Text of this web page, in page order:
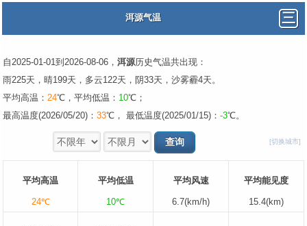
洱源气温
自2025-01-01到2026-08-06， 洱源历史气温共出现：
雨225天，晴199天，多云122天，阴33天，沙雾霾4天。
平均高温： 24℃，平均低温： 10℃；
最高温度(2026/05/20)： 33℃， 最低温度(2025/01/15)： -3℃。
[切换城市]
平均高温
24℃
平均低温
10℃
平均风速
6.7(km/h)
平均能见度
15.4(km)